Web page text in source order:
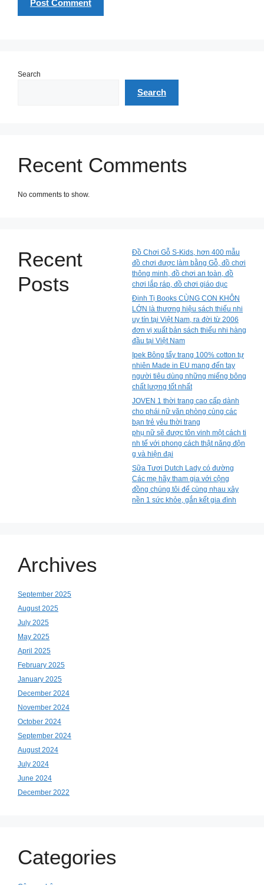
Search
Search
Recent Comments
No comments to show.
Recent
Posts
Đồ Chơi Gỗ S-Kids, hơn 400 mẫu
đồ chơi được làm bằng Gỗ, đồ chơi
thông minh, đồ chơi an toàn, đồ
chơi lắp ráp, đồ chơi giáo dục
Đinh Tị Books CÙNG CON KHÔN
LỚN là thương hiệu sách thiếu nhi
uy tín tại Việt Nam, ra đời từ 2006
đơn vị xuất bản sách thiếu nhi hàng
đầu tại Việt Nam
Ipek Bông tẩy trang 100% cotton tự
nhiên Made in EU mang đến tay
người tiêu dùng những miếng bông
chất lượng tốt nhất
JOVEN 1 thời trang cao cấp dành
cho phái nữ văn phòng cùng các
bạn trẻ yêu thời trang
phụ nữ sẽ được tôn vinh một cách ti
nh tế với phong cách thật năng độn
g và hiện đại
Sữa Tươi Dutch Lady có đường
Các mẹ hãy tham gia với cộng
đồng chúng tôi để cùng nhau xây
nền 1 sức khỏe, gắn kết gia đình
Archives
September 2025
August 2025
July 2025
May 2025
April 2025
February 2025
January 2025
December 2024
November 2024
October 2024
September 2024
August 2024
July 2024
June 2024
December 2022
Categories